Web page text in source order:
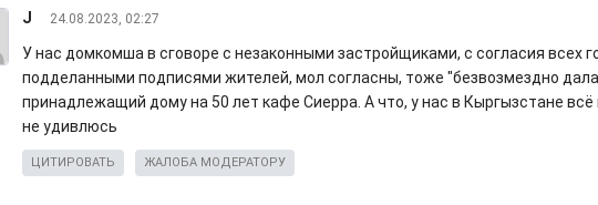
J 24.08.2023, 02:27
У нас домкомша в сговоре с незаконными застройщиками, с согласия всех
подделанными подписями жителей, мол согласны, тоже "безвозмездно
принадлежащий дому на 50 лет кафе Сиерра. А что, у нас в Кыргызстане
не удивлюсь
ЦИТИРОВАТЬ ЖАЛОБА МОДЕРАТОРУ